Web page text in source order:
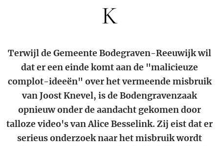
K
Terwijl de Gemeente Bodegraven-Reeuwijk wil
dat er een einde komt aan de "malicieuze
complot-ideeën" over het vermeende misbruik
van Joost Knevel, is de Bodengravenzaak
opnieuw onder de aandacht gekomen door
talloze video's van Alice Besselink. Zij eist dat er
serieus onderzoek naar het misbruik wordt